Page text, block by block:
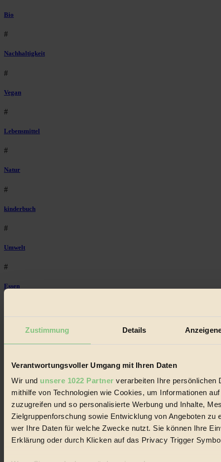
Zustimmung Details
Verantwortungsvoller Umgang mit Ihren Daten
Wir und unsere 1022 Partner verarbeiten Ihre persönlichen
mithilfe von Technologien wie Cookies, um Informationen
zuzugreifen und so personalisierte Werbung und Inhalte,
Zielgruppenforschung sowie Entwicklung von Angeboten zu
wer Ihre Daten für welche Zwecke nutzt. Sie können Ihre
Erklärung oder durch Klicken auf das Privacy Trigger
Bio
#
Nachhaltigkeit
#
Vegan
#
Lebensmittel
#
Natur
#
kinderbuch
#
Umwelt
#
Essen
#
Landwirtschaft
Design
Regional